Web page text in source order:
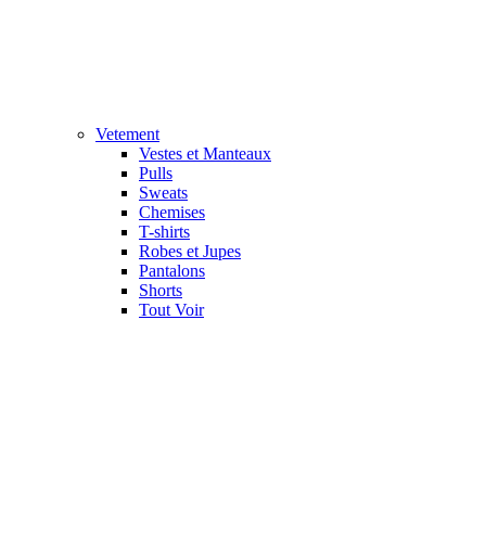
Vetement
Vestes et Manteaux
Pulls
Sweats
Chemises
T-shirts
Robes et Jupes
Pantalons
Shorts
Tout Voir